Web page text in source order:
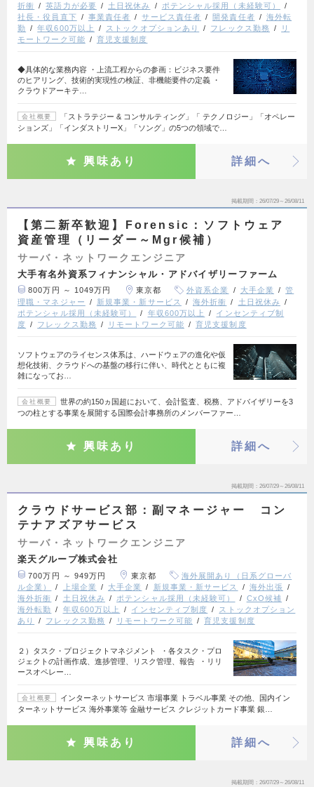
折衝
英語力が必要 土日祝休み
ポテンシャル採用（未経験可）
社長・役員直下
事業責任者 サービス責任者 開発責任者
海外転
勤
年収600万以上 ストックオプションあり フレックス勤務
リ
モートワーク可能
育児支援制度
◆具体的な業務内容 ・上流工程からの参画：ビジネス要件
のヒアリング、技術的実現性の検証、非機能要件の定義 ・
クラウドアーキテ…
会社概要
「ストラテジー & コンサルティング」「 テクノロジー」「オペレー
ションズ」「インダストリーX」「ソング」の5つの領域で…
興味あり 詳細へ
掲載期間 26/07/29～26/08/11
【第二新卒歓迎】Forensic：ソフトウェア
資産管理（リーダー～Mgr候補）
サーバ・ネットワークエンジニア
大手有名外資系フィナンシャル・アドバイザリーファーム
800万円 ～ 1049万円 東京都 外資系企業 大手企業
管
理職・マネジャー
新規事業・新サービス 海外折衝
土日祝休み
ポテンシャル採用（未経験可）
年収600万以上
インセンティブ制
度
フレックス勤務 リモートワーク可能 育児支援制度
ソフトウェアのライセンス体系は、ハードウェアの進化や仮
想化技術、クラウドへの基盤の移行に伴い、時代とともに複
雑になってお…
会社概要
世界の約150ヵ国超において、会計監査、税務、アドバイザリーを3
つの柱とする事業を展開する国際会計事務所のメンバーファー…
興味あり 詳細へ
掲載期間 26/07/29～26/08/11
クラウドサービス部：副マネージャー コン
テナアズアサービス
サーバ・ネットワークエンジニア
楽天グループ株式会社
700万円 ～ 949万円 東京都
海外展開あり（日系グローバ
ル企業）
上場企業 大手企業 新規事業・新サービス
海外出張
海外折衝
土日祝休み ポテンシャル採用（未経験可）
CxO候補
海外転勤
年収600万以上 インセンティブ制度
ストックオプション
あり
フレックス勤務 リモートワーク可能 育児支援制度
２）タスク・プロジェクトマネジメント ・各タスク・プロ
ジェクトの計画作成、進捗管理、リスク管理、報告 ・リリ
ースオペレー…
会社概要
インターネットサービス 市場事業 トラベル事業 その他、国内イン
ターネットサービス 海外事業等 金融サービス クレジットカード事業 銀…
興味あり 詳細へ
掲載期間 26/07/29～26/08/11